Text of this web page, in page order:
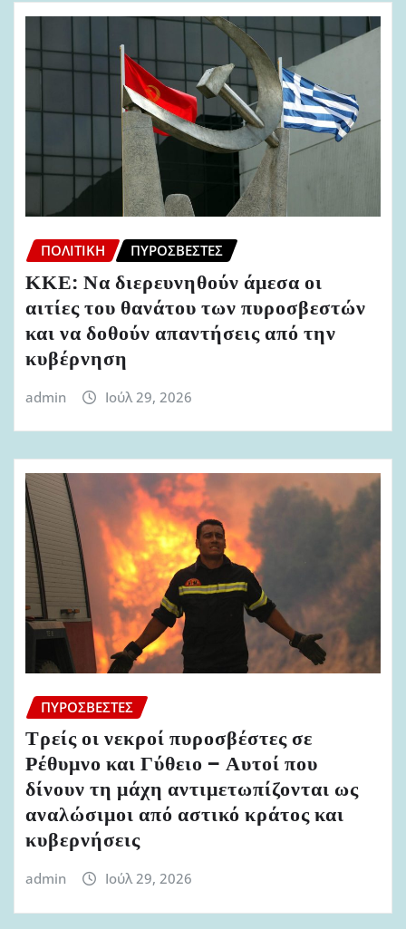
ΠΟΛΙΤΙΚΉ ΠΥΡΟΣΒΈΣΤΕΣ
ΚΚΕ: Να διερευνηθούν άμεσα οι
αιτίες του θανάτου των πυροσβεστών
και να δοθούν απαντήσεις από την
κυβέρνηση
admin Ιούλ 29, 2026
ΠΥΡΟΣΒΈΣΤΕΣ
Τρείς οι νεκροί πυροσβέστες σε
Ρέθυμνο και Γύθειο – Αυτοί που
δίνουν τη μάχη αντιμετωπίζονται ως
αναλώσιμοι από αστικό κράτος και
κυβερνήσεις
admin Ιούλ 29, 2026